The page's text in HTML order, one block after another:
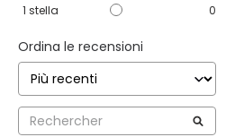
1 stella 0
Ordina le recensioni